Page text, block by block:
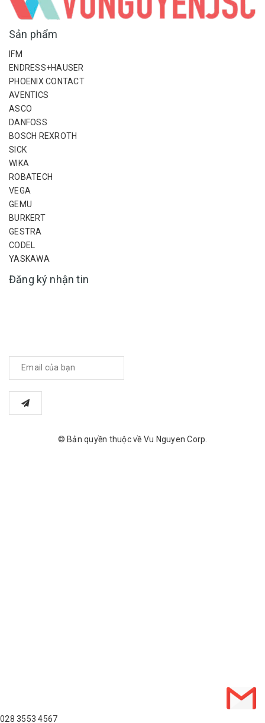
Sản phẩm
IFM
ENDRESS+HAUSER
PHOENIX CONTACT
AVENTICS
ASCO
DANFOSS
BOSCH REXROTH
SICK
WIKA
ROBATECH
VEGA
GEMU
BURKERT
GESTRA
CODEL
YASKAWA
Đăng ký nhận tin
© Bản quyền thuộc về Vu Nguyen Corp.
028 3553 4567